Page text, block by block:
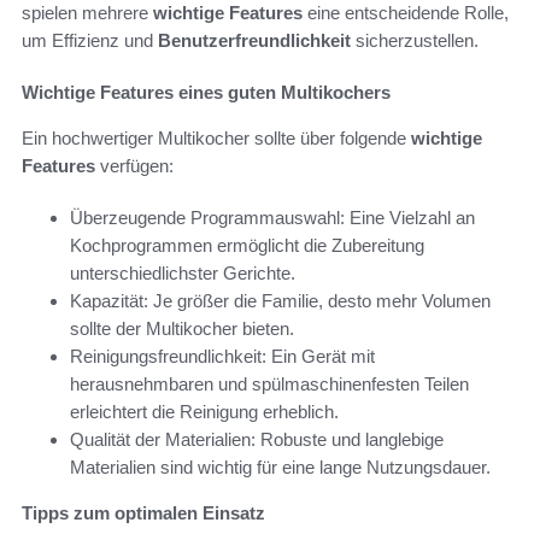
spielen mehrere wichtige Features eine entscheidende Rolle,
um Effizienz und Benutzerfreundlichkeit sicherzustellen.
Wichtige Features eines guten Multikochers
Ein hochwertiger Multikocher sollte über folgende wichtige
Features verfügen:
Überzeugende Programmauswahl: Eine Vielzahl an
Kochprogrammen ermöglicht die Zubereitung
unterschiedlichster Gerichte.
Kapazität: Je größer die Familie, desto mehr Volumen
sollte der Multikocher bieten.
Reinigungsfreundlichkeit: Ein Gerät mit
herausnehmbaren und spülmaschinenfesten Teilen
erleichtert die Reinigung erheblich.
Qualität der Materialien: Robuste und langlebige
Materialien sind wichtig für eine lange Nutzungsdauer.
Tipps zum optimalen Einsatz